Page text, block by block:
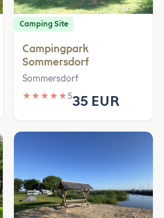
Camping Site
Campingpark
Sommersdorf
Sommersdorf
★ ★ ★ ★ ★535 EUR